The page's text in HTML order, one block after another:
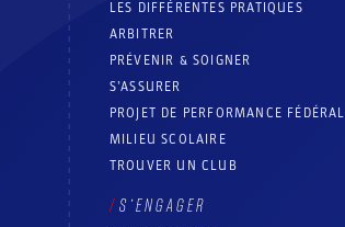
LES DIFFÉRENTES PRATIQUES
ARBITRER
PRÉVENIR & SOIGNER
S’ASSURER
PROJET DE PERFORMANCE FÉDÉRAL
MILIEU SCOLAIRE
TROUVER UN CLUB
S’ENGAGER